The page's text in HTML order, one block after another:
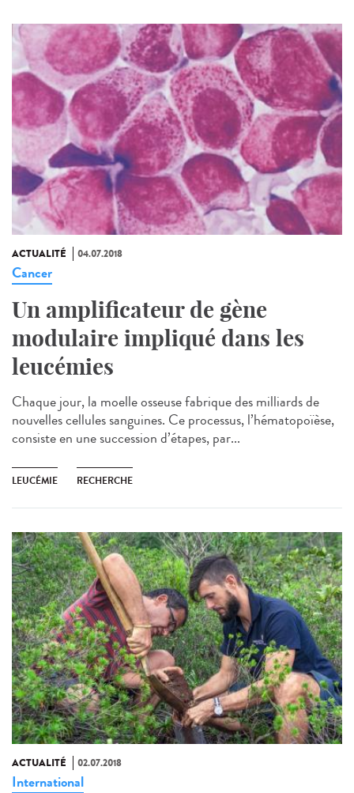
ACTUALITÉ 04.07.2018
Cancer
Un amplificateur de gène
modulaire impliqué dans les
leucémies
Chaque jour, la moelle osseuse fabrique des milliards de
nouvelles cellules sanguines. Ce processus, l’hématopoïèse,
consiste en une succession d’étapes, par...
LEUCÉMIE RECHERCHE
ACTUALITÉ 02.07.2018
International